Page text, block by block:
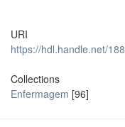
URI
https://hdl.handle.net/
Collections
Enfermagem [96]